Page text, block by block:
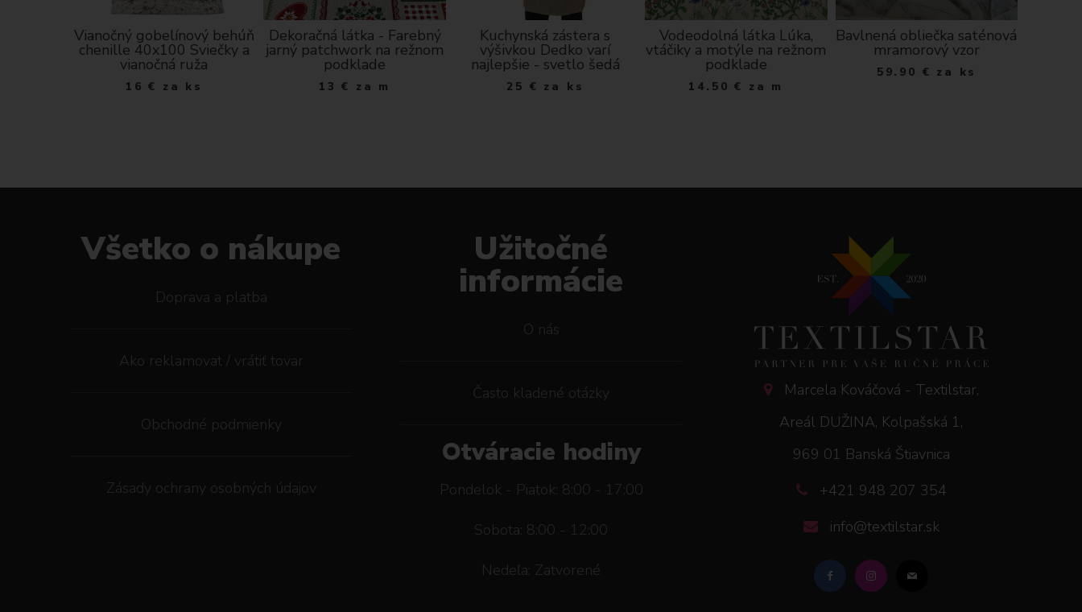
Vianočný gobelínový behúň
chenille 40x100 Sviečky a
vianočná ruža
16 € za ks
Dekoračná látka - Farebný
jarný patchwork na režnom
podklade
13 € za m
Kuchynská zástera s
výšivkou Dedko varí
najlepšie - svetlo šedá
25 € za ks
Vodeodolná látka Lúka,
vtáčiky a motýle na režnom
podklade
14.50 € za m
Bavlnená obliečka saténová
mramorový vzor
59.90 € za ks
Marcela Kováčová - Textilstar,
Areál DUŽINA, Kolpašská 1,
969 01 Banská Štiavnica
+421 948 207 354
info@textilstar.sk
Všetko o nákupe
Doprava a platba
Ako reklamovat / vrátiť tovar
Obchodné podmienky
Zásady ochrany osobných údajov
Užitočné
informácie
O nás
Často kladené otázky
Otváracie hodiny
Pondelok - Piatok: 8:00 - 17:00
Sobota: 8:00 - 12:00
Nedeľa: Zatvorené